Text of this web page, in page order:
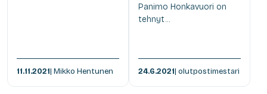
11.11.2021| Mikko Hentunen
Panimo Honkavuori on
tehnyt...
24.6.2021| olutpostimestari